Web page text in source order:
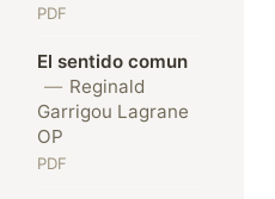
PDF
El sentido comun
— Reginald
Garrigou Lagrane
OP
PDF